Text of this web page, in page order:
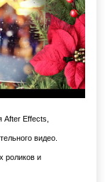
Effects,
видео.
роликов и